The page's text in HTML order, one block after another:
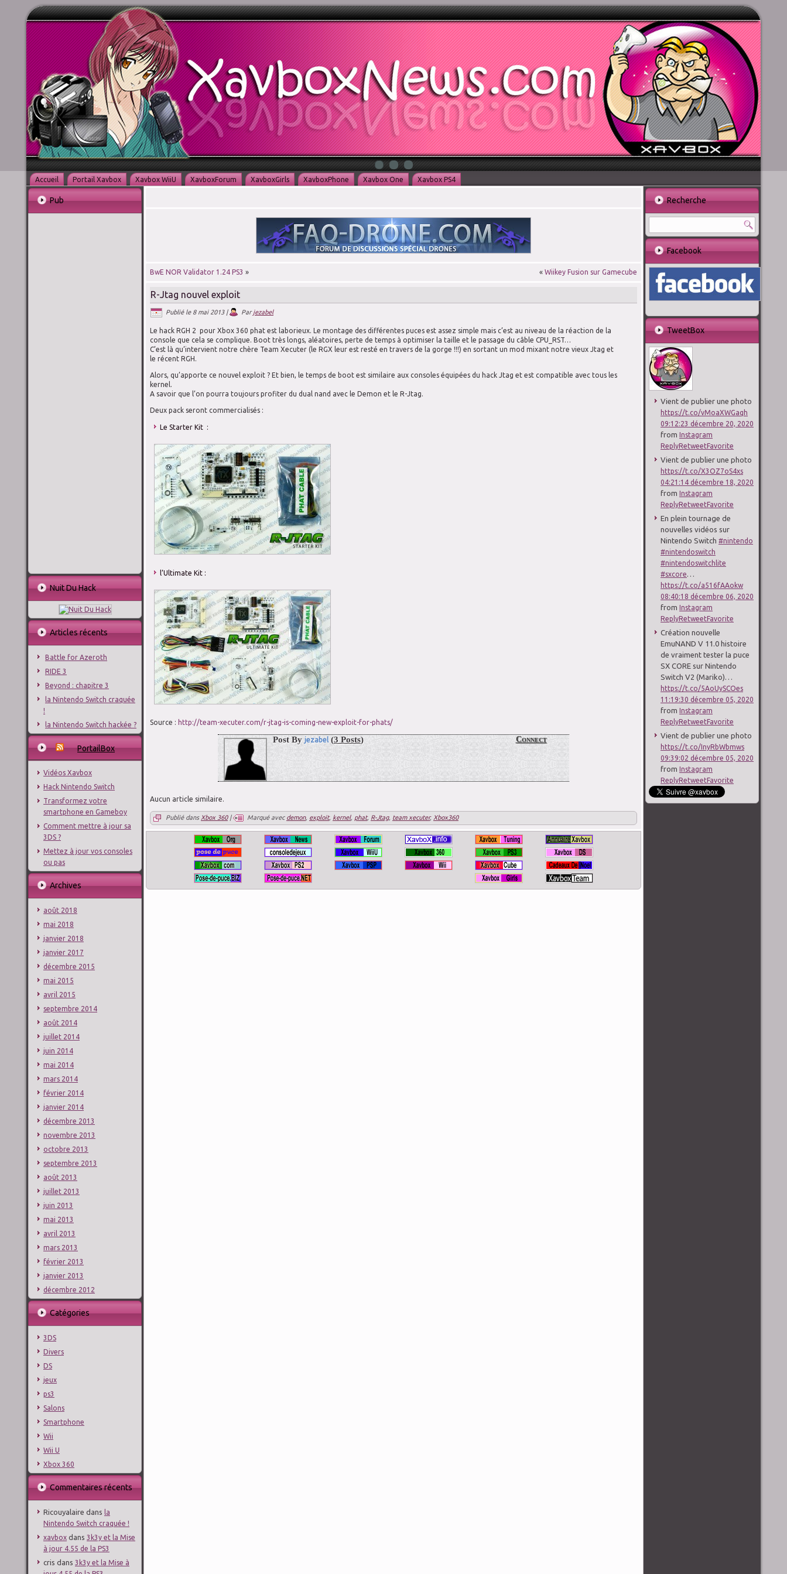
Accueil Portail Xavbox Xavbox WiiU XavboxForum XavboxGirls XavboxPhone Xavbox One Xavbox PS4
Pub
Nuit Du Hack
Articles récents
Battle for Azeroth
RIDE 3
Beyond : chapitre 3
la Nintendo Switch craquée
!
la Nintendo Switch hackée ?
PortailBox
Vidéos Xavbox
Hack Nintendo Switch
Transformez votre
smartphone en Gameboy
Comment mettre à jour sa
3DS ?
Mettez à jour vos consoles
ou pas
Archives
août 2018
mai 2018
janvier 2018
janvier 2017
décembre 2015
mai 2015
avril 2015
septembre 2014
août 2014
juillet 2014
juin 2014
mai 2014
mars 2014
février 2014
janvier 2014
décembre 2013
novembre 2013
octobre 2013
septembre 2013
août 2013
juillet 2013
juin 2013
mai 2013
avril 2013
mars 2013
février 2013
janvier 2013
décembre 2012
Catégories
3DS
Divers
DS
jeux
ps3
Salons
Smartphone
Wii
Wii U
Xbox 360
Commentaires récents
Ricouyalaire dans la
Nintendo Switch craquée !
xavbox dans 3k3y et la Mise
à jour 4.55 de la PS3
cris dans 3k3y et la Mise à
BwE NOR Validator 1.24 PS3 » « Wiikey Fusion sur Gamecube
R-Jtag nouvel exploit
Publié le 8 mai 2013| Par jezabel
Le hack RGH 2 pour Xbox 360 phat est laborieux. Le montage des différentes puces est assez simple mais c’est au niveau de la réaction de la
console que cela se complique. Boot très longs, aléatoires, perte de temps à optimiser la taille et le passage du câble CPU_RST…
C’est là qu’intervient notre chère Team Xecuter (le RGX leur est resté en travers de la gorge !!!) en sortant un mod mixant notre vieux Jtag et
le récent RGH.
Alors, qu’apporte ce nouvel exploit ? Et bien, le temps de boot est similaire aux consoles équipées du hack Jtag et est compatible avec tous les
kernel.
A savoir que l’on pourra toujours profiter du dual nand avec le Demon et le R-Jtag.
Deux pack seront commercialisés :
Le Starter Kit :
l’Ultimate Kit :
Source : http://team-xecuter.com/r-jtag-is-coming-new-exploit-for-phats/
Post By jezabel(3 Posts) Connect
Aucun article similaire.
Publié dans Xbox 360| Marqué avec demon, exploit, kernel, phat, R-Jtag, team xecuter, Xbox360
Recherche
Facebook
TweetBox
Vient de publier une photo
https://t.co/vMoaXWGaqh
09:12:23 décembre 20, 2020
from Instagram
ReplyRetweetFavorite
Vient de publier une photo
https://t.co/X3OZ7oS4xs
04:21:14 décembre 18, 2020
from Instagram
ReplyRetweetFavorite
En plein tournage de
nouvelles vidéos sur
Nintendo Switch #nintendo
#nintendoswitch
#nintendoswitchlite
#sxcore
https://t.co/a516fAAokw
08:40:18 décembre 06, 2020
from Instagram
ReplyRetweetFavorite
Création nouvelle
EmuNAND V 11.0 histoire
de vraiment tester la puce
SX CORE sur Nintendo
Switch V2 (Mariko)…
https://t.co/5AoUySCOes
11:19:30 décembre 05, 2020
from Instagram
ReplyRetweetFavorite
Vient de publier une photo
https://t.co/InyRbWbmws
09:39:02 décembre 05, 2020
from Instagram
ReplyRetweetFavorite